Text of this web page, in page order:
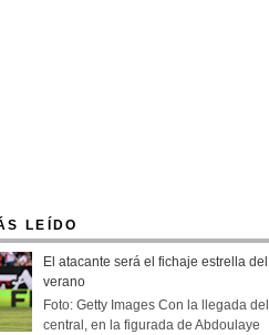
LEÍDO
El atacante será el fichaje estrella del
verano
Foto: Getty Images Con la llegada del
central, en la figurada de Abdoulaye